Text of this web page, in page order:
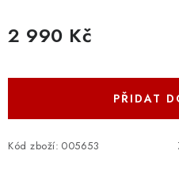
ODSTOUPENÍ OD SMLOUVY
ZÁSADY ZPRACOVÁNÍ
KONTAKTY O E-SHOPU
OBCHODNÍ PODMÍNKY
2 990 Kč
PŘIDAT
Kód zboží: 005653